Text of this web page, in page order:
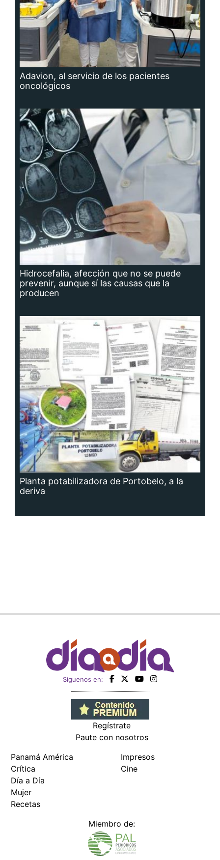
Adavion, al servicio de los pacientes
oncológicos
Hidrocefalia, afección que no se puede
prevenir, aunque sí las causas que la
producen
Planta potabilizadora de Portobelo, a la
deriva
Siguenos en:
Regístrate
Paute con nosotros
Panamá América
Crítica
Día a Día
Mujer
Recetas
Impresos
Cine
Miembro de: